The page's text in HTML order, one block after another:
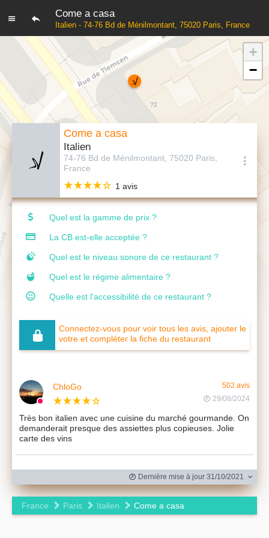
Come a casa
Italien - 74-76 Bd de Ménilmontant, 75020 Paris, France
Come a casa
Italien
74-76 Bd de Ménilmontant, 75020 Paris,
France
1 avis
Quel est la gamme de prix ?
La CB est-elle acceptée ?
Quel est le niveau sonore de ce restaurant ?
Quel est le régime alimentaire ?
Quelle est l'accessibilité de ce restaurant ?
Connectez-vous pour voir tous les avis, ajouter le
votre et compléter la fiche du restaurant
ChloGo
502 avis
29/08/2024
Très bon italien avec une cuisine du marché gourmande. On
demanderait presque des assiettes plus copieuses. Jolie
carte des vins
Dernière mise à jour 31/10/2021
France Paris Italien Come a casa
+
−